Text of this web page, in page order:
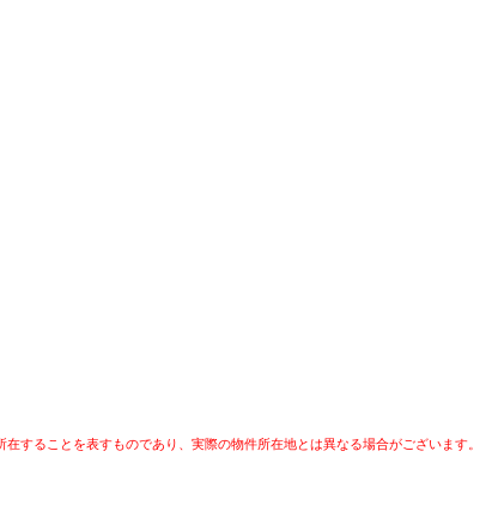
することを表すものであり、実際の物件所在地とは異なる場合がございます。